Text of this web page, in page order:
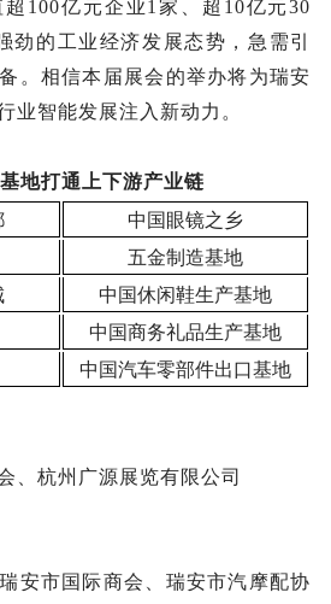
100亿元企业1家、超10亿元30
劲的工业经济发展态势，急需引
。相信本届展会的举办将为瑞安
业智能发展注入新动力。
地打通上下游产业链
中国眼镜之乡
五金制造基地
中国休闲鞋生产基地
中国商务礼品生产基地
中国汽车零部件出口基地
、杭州广源展览有限公司
安市国际商会、瑞安市汽摩配协